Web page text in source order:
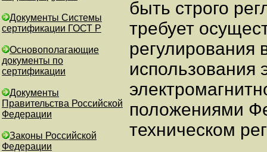
Документы Системы
сертификации ГОСТ Р
Основополагающие
документы по
сертификации
Документы
Правительства Российской
Федерации
Законы Российской
Федерации
быть строго
требует
регулирования
использования
положениями
техническом